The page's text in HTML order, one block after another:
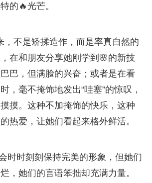
的🔥光芒。
，不是矫揉造作，而是率真自然的
在和朋友分享她刚学到🌸的新技
巴，但满脸的兴奋；或者是在看
，毫不掩饰地发出“哇塞”的惊叹，
摸。这种不加掩饰的快乐，这种
热爱，让她们看起来格外鲜活。
时时刻刻保持完美的形象，但她们
，她们的言语笨拙却充满力量。